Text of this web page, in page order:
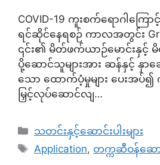
COVID-19 ကူးစက်ရောဂါကြေ
ရင်ဆိုင်နေရစဉ် ကာလအတွင်း
၎င်း၏ မိတ်ဖက်ယာဉ်မောင်းနှ
ပို့ဆောင်သူများအား ဆန်နှင့် နှာခေ
သော ထောက်ပံ့မှုများ ပေးအပ်၍
မြှင့်လုပ်ဆောင်လျ…
Categories
သတင်းနှင့်ဆောင်းပါးများ
Tags
Application, တက္ကဆီဝန်ဆေ